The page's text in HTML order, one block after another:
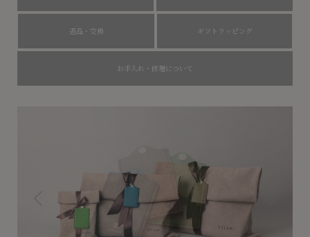
返品・交換 ギフトラッピング
お手入れ・修理について